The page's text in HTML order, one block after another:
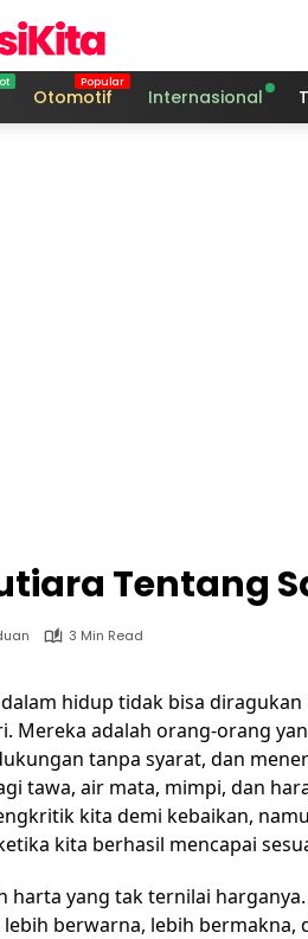
Otomotif Internasional
Tentang
3 Min Read
hidup tidak bisa
Mereka adalah orang-orang
tanpa syarat, dan
tawa, air mata, mimpi, dan
kita demi kebaikan,
kita berhasil mencapai
harta yang tak ternilai
berwarna, lebih bermakna,